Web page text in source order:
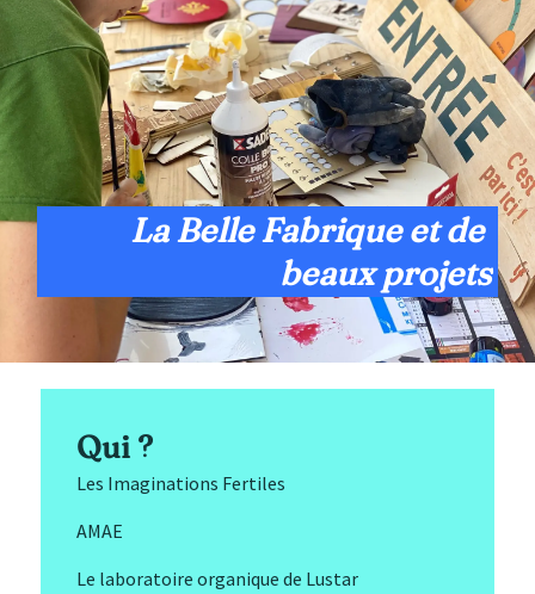
La Belle Fabrique et de
beaux projets
Qui ?
Les Imaginations Fertiles
AMAE
Le laboratoire organique de Lustar